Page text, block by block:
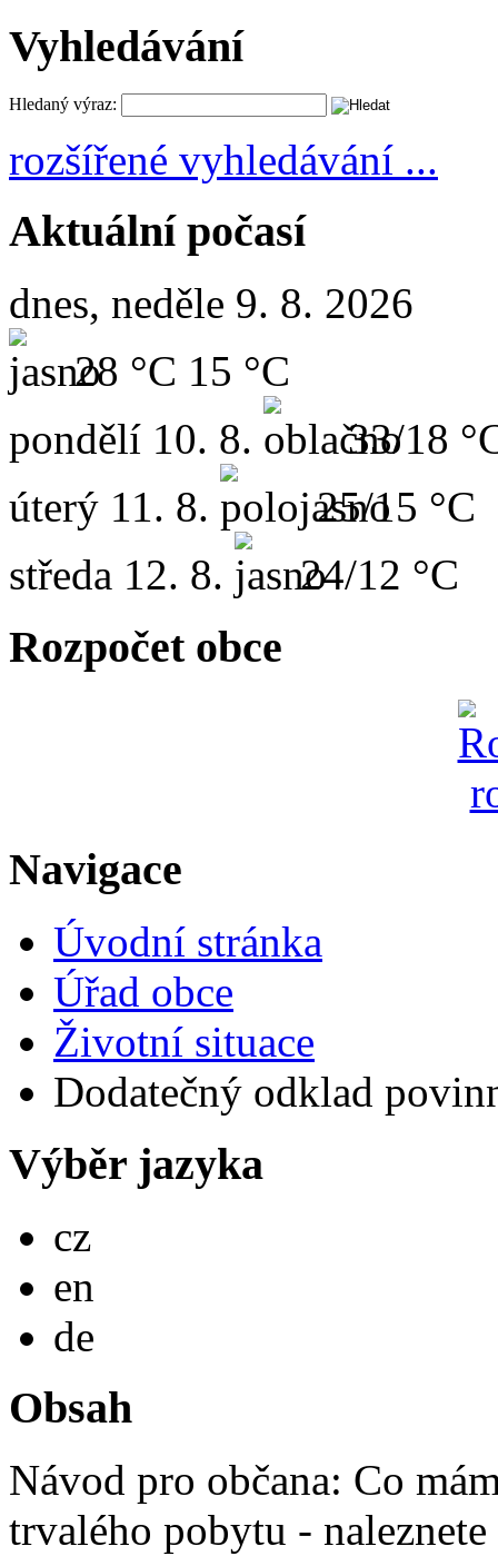
Vyhledávání
Hledaný výraz:
rozšířené vyhledávání ...
Aktuální počasí
dnes, neděle 9. 8. 2026
28 °C 15 °C
pondělí 10. 8.
33/18
úterý 11. 8.
25/15 °C
středa 12. 8. 24/12 °C
Rozpočet obce
Navigace
Úvodní stránka
Úřad obce
Životní situace
Dodatečný odklad
Výběr jazyka
cz
en
de
Obsah
Návod pro občana: Co
trvalého pobytu - naleznete